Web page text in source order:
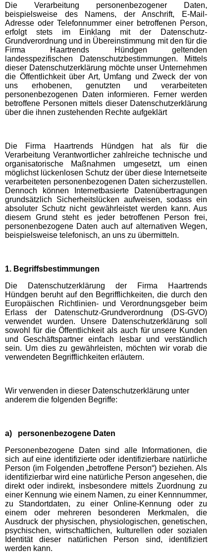
Die Verarbeitung personenbezogener Daten,
beispielsweise des Namens, der Anschrift, E-Mail-
Adresse oder Telefonnummer einer betroffenen Person,
erfolgt stets im Einklang mit der Datenschutz-
Grundverordnung und in Übereinstimmung mit den für die
Firma Haartrends Hündgen geltenden
landesspezifischen Datenschutzbestimmungen. Mittels
dieser Datenschutzerklärung möchte unser Unternehmen
die Öffentlichkeit über Art, Umfang und Zweck der von
uns erhobenen, genutzten und verarbeiteten
personenbezogenen Daten informieren. Ferner werden
betroffene Personen mittels dieser Datenschutzerklärung
über die ihnen zustehenden Rechte aufgeklärt
Die Firma Haartrends Hündgen hat als für die
Verarbeitung Verantwortlicher zahlreiche technische und
organisatorische Maßnahmen umgesetzt, um einen
möglichst lückenlosen Schutz der über diese Internetseite
verarbeiteten personenbezogenen Daten sicherzustellen.
Dennoch können Internetbasierte Datenübertragungen
grundsätzlich Sicherheitslücken aufweisen, sodass ein
absoluter Schutz nicht gewährleistet werden kann. Aus
diesem Grund steht es jeder betroffenen Person frei,
personenbezogene Daten auch auf alternativen Wegen,
beispielsweise telefonisch, an uns zu übermitteln.
1. Begriffsbestimmungen
Die Datenschutzerklärung der Firma Haartrends
Hündgen beruht auf den Begrifflichkeiten, die durch den
Europäischen Richtlinien- und Verordnungsgeber beim
Erlass der Datenschutz-Grundverordnung (DS-GVO)
verwendet wurden. Unsere Datenschutzerklärung soll
sowohl für die Öffentlichkeit als auch für unsere Kunden
und Geschäftspartner einfach lesbar und verständlich
sein. Um dies zu gewährleisten, möchten wir vorab die
verwendeten Begrifflichkeiten erläutern.
Wir verwenden in dieser Datenschutzerklärung unter
anderem die folgenden Begriffe:
a) personenbezogene Daten
Personenbezogene Daten sind alle Informationen, die
sich auf eine identifizierte oder identifizierbare natürliche
Person (im Folgenden „betroffene Person“) beziehen. Als
identifizierbar wird eine natürliche Person angesehen, die
direkt oder indirekt, insbesondere mittels Zuordnung zu
einer Kennung wie einem Namen, zu einer Kennnummer,
zu Standortdaten, zu einer Online-Kennung oder zu
einem oder mehreren besonderen Merkmalen, die
Ausdruck der physischen, physiologischen, genetischen,
psychischen, wirtschaftlichen, kulturellen oder sozialen
Identität dieser natürlichen Person sind, identifiziert
werden kann.